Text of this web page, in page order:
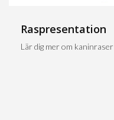
Raspresentation
Lär dig mer om kaninraser